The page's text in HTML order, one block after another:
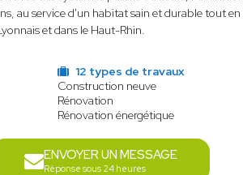
au service d'un habitat sain et durable tout
et dans le Haut-Rhin.
12 types de travaux
Construction neuve
Rénovation
Rénovation énergétique
ENVOYER UN MESSAGE
Réponse sous 24 heures